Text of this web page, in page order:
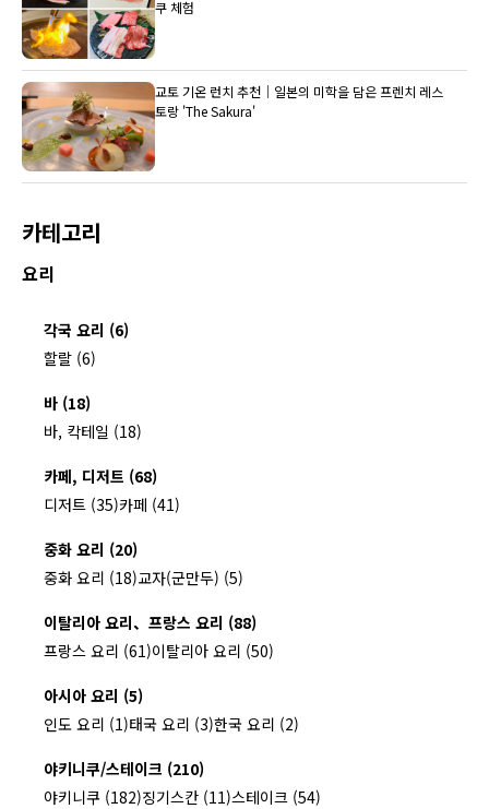
쿠 체험
교토 기온 런치 추천｜일본의 미학을 담은 프렌치 레스
토랑 'The Sakura'
카테고리
요리
각국 요리 (6)
할랄 (6)
바 (18)
바, 칵테일 (18)
카페, 디저트 (68)
디저트 (35)카페 (41)
중화 요리 (20)
중화 요리 (18)교자(군만두) (5)
이탈리아 요리、프랑스 요리 (88)
프랑스 요리 (61)이탈리아 요리 (50)
아시아 요리 (5)
인도 요리 (1)태국 요리 (3)한국 요리 (2)
야키니쿠/스테이크 (210)
야키니쿠 (182)징기스칸 (11)스테이크 (54)